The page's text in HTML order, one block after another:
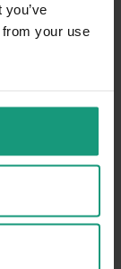
your use